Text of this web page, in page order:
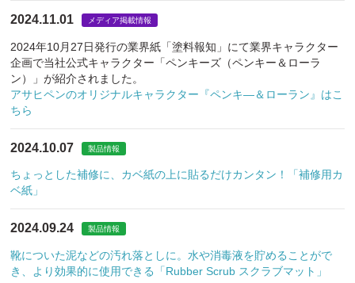
2024.11.01 メディア掲載情報
2024年10月27日発行の業界紙「塗料報知」にて業界キャラクター
企画で当社公式キャラクター「ペンキーズ（ペンキー＆ローラ
ン）」が紹介されました。
アサヒペンのオリジナルキャラクター『ペンキ―＆ローラン』はこ
ちら
2024.10.07 製品情報
ちょっとした補修に、カベ紙の上に貼るだけカンタン！「補修用カ
ベ紙」
2024.09.24 製品情報
靴についた泥などの汚れ落としに。水や消毒液を貯めることがで
き、より効果的に使用できる「Rubber Scrub スクラブマット」